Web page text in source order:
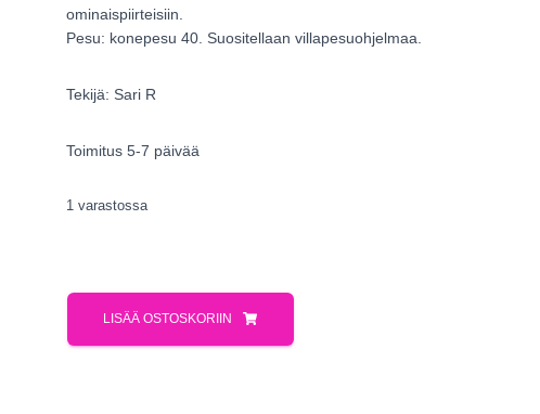
ominaispiirteisiin.
Pesu: konepesu 40. Suositellaan villapesuohjelmaa.
Tekijä: Sari R
Toimitus 5-7 päivää
1 varastossa
LISÄÄ OSTOSKORIIN